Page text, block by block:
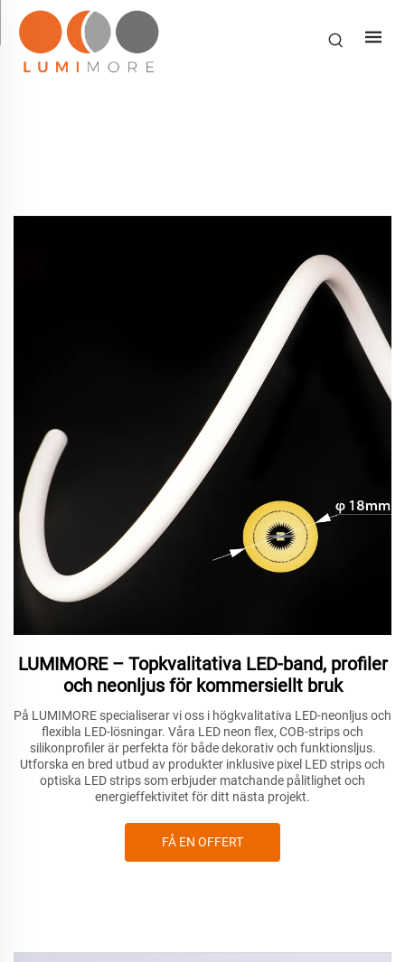
LUMIMORE – Topkvalitativa LED-band, profiler
och neonljus för kommersiellt bruk
På LUMIMORE specialiserar vi oss i högkvalitativa LED-neonljus och
flexibla LED-lösningar. Våra LED neon flex, COB-strips och
silikonprofiler är perfekta för både dekorativ och funktionsljus.
Utforska en bred utbud av produkter inklusive pixel LED strips och
optiska LED strips som erbjuder matchande pålitlighet och
energieffektivitet för ditt nästa projekt.
FÅ EN OFFERT